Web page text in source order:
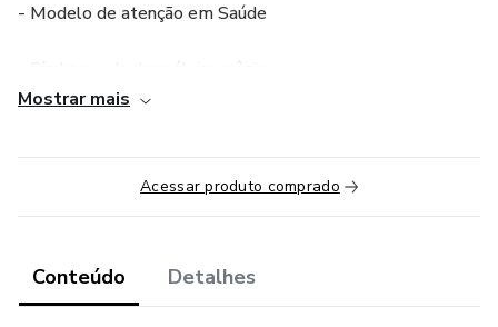
- Modelo de atenção em Saúde
- Estratégias de gerenciamento da dor
Mostrar mais
Acessar produto comprado
Conteúdo Detalhes